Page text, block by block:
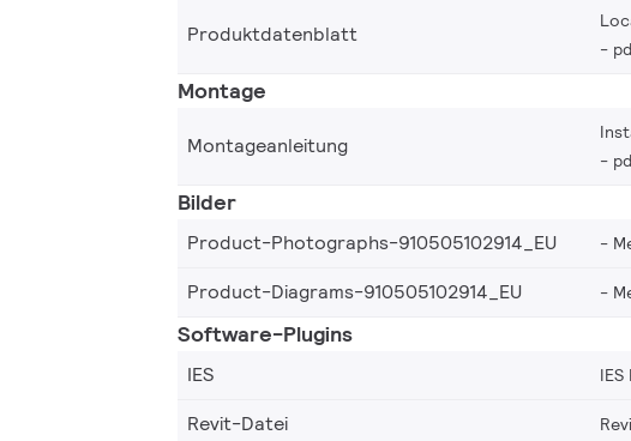
Produktdatenblatt
Montage
Montageanleitung
Bilder
Product-Photographs-910505102914_EU
Product-Diagrams-910505102914_EU
Software-Plugins
IES
Revit-Datei